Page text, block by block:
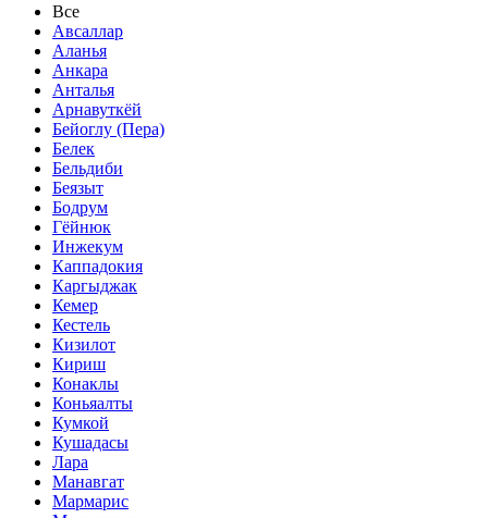
Все
Авсаллар
Аланья
Анкара
Анталья
Арнавуткёй
Бейоглу (Пера)
Белек
Бельдиби
Беязыт
Бодрум
Гёйнюк
Инжекум
Каппадокия
Каргыджак
Кемер
Кестель
Кизилот
Кириш
Конаклы
Коньяалты
Кумкой
Кушадасы
Лара
Манавгат
Мармарис